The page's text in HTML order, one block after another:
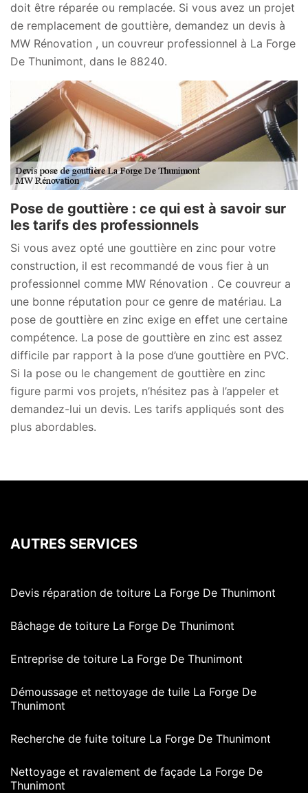
doit être réparée ou remplacée. Si vous avez un projet
de remplacement de gouttière, demandez un devis à
MW Rénovation , un couvreur professionnel à La Forge
De Thunimont, dans le 88240.
Pose de gouttière : ce qui est à savoir sur
les tarifs des professionnels
Si vous avez opté une gouttière en zinc pour votre
construction, il est recommandé de vous fier à un
professionnel comme MW Rénovation . Ce couvreur a
une bonne réputation pour ce genre de matériau. La
pose de gouttière en zinc exige en effet une certaine
compétence. La pose de gouttière en zinc est assez
difficile par rapport à la pose d’une gouttière en PVC.
Si la pose ou le changement de gouttière en zinc
figure parmi vos projets, n’hésitez pas à l’appeler et
demandez-lui un devis. Les tarifs appliqués sont des
plus abordables.
AUTRES SERVICES
Devis réparation de toiture La Forge De Thunimont
Bâchage de toiture La Forge De Thunimont
Entreprise de toiture La Forge De Thunimont
Démoussage et nettoyage de tuile La Forge De
Thunimont
Recherche de fuite toiture La Forge De Thunimont
Nettoyage et ravalement de façade La Forge De
Thunimont